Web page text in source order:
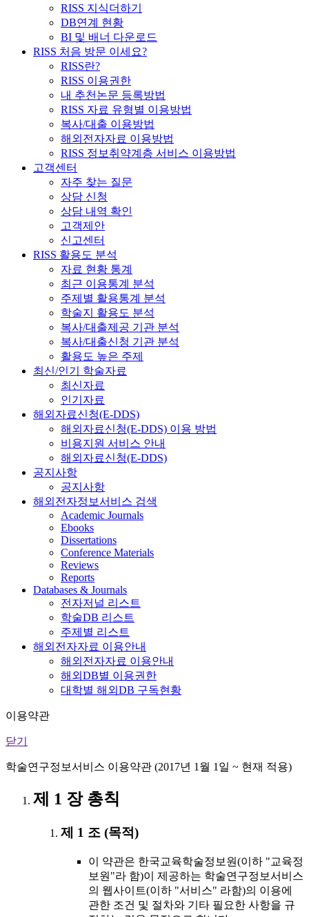
RISS 지식더하기
DB연계 현황
BI 및 배너 다운로드
RISS 처음 방문 이세요?
RISS란?
RISS 이용권한
내 추천논문 등록방법
RISS 자료 유형별 이용방법
복사/대출 이용방법
해외전자자료 이용방법
RISS 정보취약계층 서비스 이용방법
고객센터
자주 찾는 질문
상담 신청
상담 내역 확인
고객제안
신고센터
RISS 활용도 분석
자료 현황 통계
최근 이용통계 분석
주제별 활용통계 분석
학술지 활용도 분석
복사/대출제공 기관 분석
복사/대출신청 기관 분석
활용도 높은 주제
최신/인기 학술자료
최신자료
인기자료
해외자료신청(E-DDS)
해외자료신청(E-DDS) 이용 방법
비용지원 서비스 안내
해외자료신청(E-DDS)
공지사항
공지사항
해외전자정보서비스 검색
Academic Journals
Ebooks
Dissertations
Conference Materials
Reviews
Reports
Databases & Journals
전자저널 리스트
학술DB 리스트
주제별 리스트
해외전자자료 이용안내
해외전자자료 이용안내
해외DB별 이용권한
대학별 해외DB 구독현황
이용약관
닫기
학술연구정보서비스 이용약관 (2017년 1월 1일 ~ 현재 적용)
제 1 장 총칙
제 1 조 (목적)
이 약관은 한국교육학술정보원(이하 "교육정
보원"라 함)이 제공하는 학술연구정보서비스
의 웹사이트(이하 "서비스" 라함)의 이용에
관한 조건 및 절차와 기타 필요한 사항을 규